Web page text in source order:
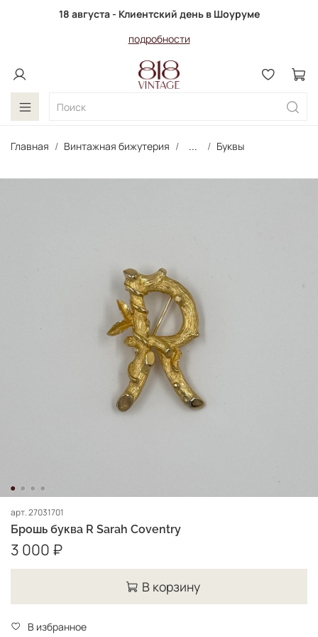
18 августа - Клиентский день в Шоуруме
подробности
Главная Винтажная бижутерия ... Буквы
арт.27031701
Брошь буква R Sarah Coventry
3 000 ₽
В корзину
В избранное